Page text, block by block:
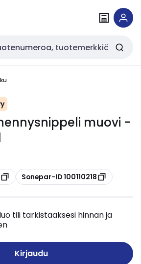
muovi -
Kopioi
Sonepar-ID 100110218
tili tarkistaaksesi hinnan ja
Kirjaudu